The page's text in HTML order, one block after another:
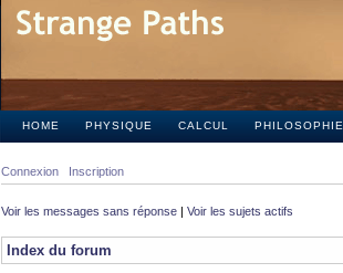
HOME PHYSIQUE CALCUL PHILOSOPHIE
Connexion Inscription
Voir les messages sans réponse | Voir les sujets actifs
Index du forum